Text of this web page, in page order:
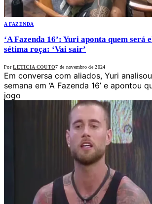
A FAZENDA
‘A Fazenda 16’: Yuri aponta quem será
sétima roça: ‘Vai sair’
Por LETICIA COUTO7 de novembro de 2024
Em conversa com aliados, Yuri
semana em ‘A Fazenda 16’ e apontou
jogo